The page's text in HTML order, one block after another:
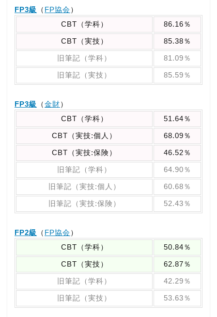
FP3級 （ FP協会 ）
CBT（学科）
86.16％
CBT（実技） 85.38％
旧筆記（学科） 81.09％
旧筆記（実技） 85.59％
FP3級 （金財）
CBT（学科）
51.64％
CBT（実技:個人） 68.09％
CBT（実技:保険） 46.52％
旧筆記（学科） 64.90％
旧筆記（実技:個人） 60.68％
旧筆記（実技:保険） 52.43％
FP2級 （ FP協会 ）
CBT（学科）
50.84％
CBT（実技） 62.87％
旧筆記（学科） 42.29％
旧筆記（実技） 53.63％